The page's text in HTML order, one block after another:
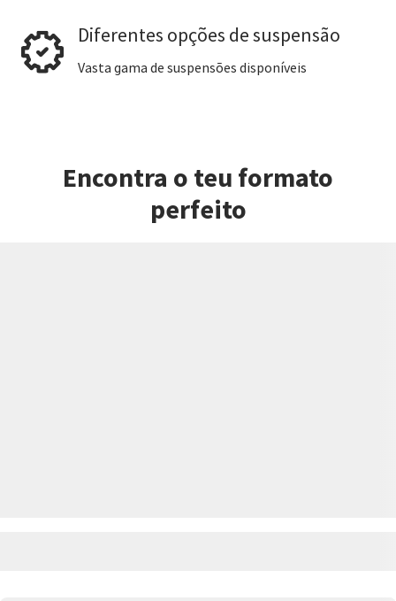
Diferentes opções de suspensão
Vasta gama de suspensões disponíveis
Encontra o teu formato
perfeito